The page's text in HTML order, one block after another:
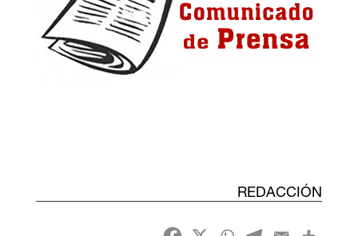
REDACCIÓN